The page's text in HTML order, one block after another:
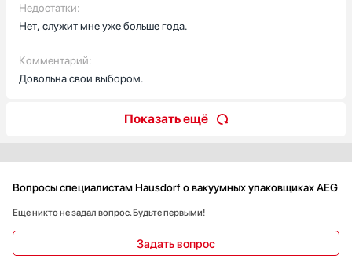
Недостатки:
Нет, служит мне уже больше года.
Комментарий:
Довольна свои выбором.
Показать ещё
Вопросы специалистам Hausdorf о вакуумных упаковщиках AEG
Еще никто не задал вопрос. Будьте первыми!
Задать вопрос